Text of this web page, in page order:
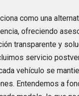
como una
ofreciendo
transparente y
servicio
vehículo se
Entendemos a